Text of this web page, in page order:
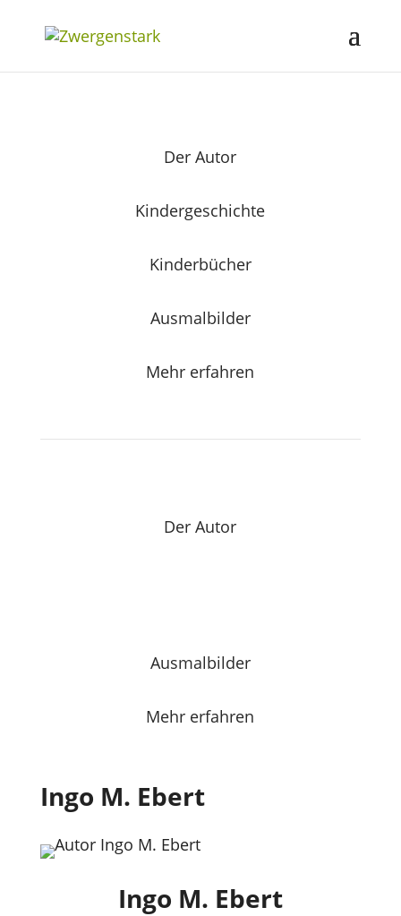
Der Autor
Kindergeschichte
Kinderbücher
Ausmalbilder
Mehr erfahren
Der Autor
Ausmalbilder
Mehr erfahren
Ingo M. Ebert
Ingo M. Ebert